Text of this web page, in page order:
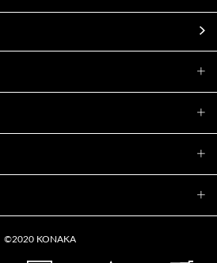
©2020 KONAKA